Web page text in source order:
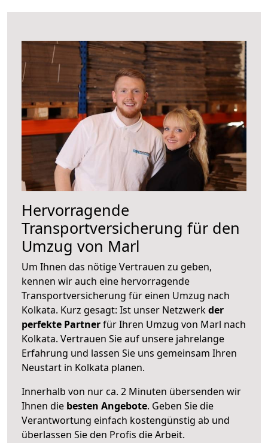
Hervorragende
Transportversicherung für den
Umzug von Marl
Um Ihnen das nötige Vertrauen zu geben,
kennen wir auch eine hervorragende
Transportversicherung für einen Umzug nach
Kolkata. Kurz gesagt: Ist unser Netzwerkder
perfekte Partnerfür Ihren Umzug von Marl nach
Kolkata. Vertrauen Sie auf unsere jahrelange
Erfahrung und lassen Sie uns gemeinsam Ihren
Neustart in Kolkata planen.
Innerhalb von nur ca. 2 Minuten übersenden wir
Ihnen die besten Angebote. Geben Sie die
Verantwortung einfach kostengünstig ab und
überlassen Sie den Profis die Arbeit.